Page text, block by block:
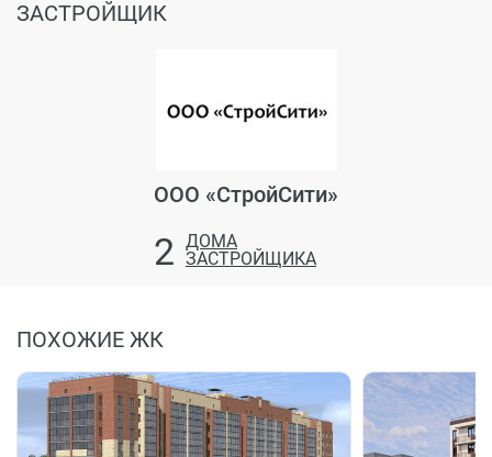
ЗАСТРОЙЩИК
ООО «СтройСити»
2 ДОМА
ЗАСТРОЙЩИКА
ПОХОЖИЕ ЖК